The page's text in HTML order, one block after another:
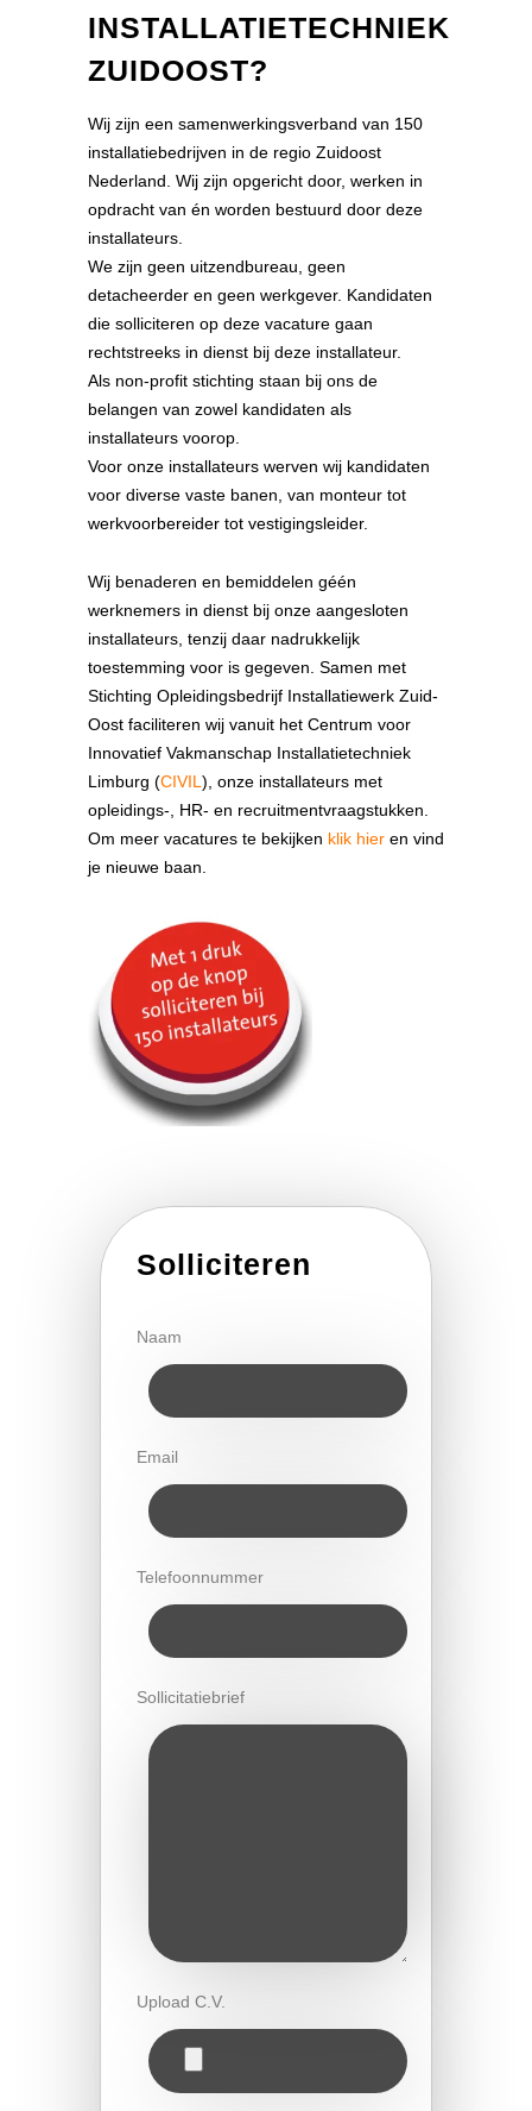
INSTALLATIETECHNIEK
ZUIDOOST?
Wij zijn een samenwerkingsverband van 150
installatiebedrijven in de regio Zuidoost
Nederland. Wij zijn opgericht door, werken in
opdracht van én worden bestuurd door deze
installateurs.
We zijn geen uitzendbureau, geen
detacheerder en geen werkgever. Kandidaten
die solliciteren op deze vacature gaan
rechtstreeks in dienst bij deze installateur.
Als non-profit stichting staan bij ons de
belangen van zowel kandidaten als
installateurs voorop.
Voor onze installateurs werven wij kandidaten
voor diverse vaste banen, van monteur tot
werkvoorbereider tot vestigingsleider.
Wij benaderen en bemiddelen géén
werknemers in dienst bij onze aangesloten
installateurs, tenzij daar nadrukkelijk
toestemming voor is gegeven. Samen met
Stichting Opleidingsbedrijf Installatiewerk Zuid-
Oost faciliteren wij vanuit het Centrum voor
Innovatief Vakmanschap Installatietechniek
Limburg (CIVIL ), onze installateurs met
opleidings-, HR- en recruitmentvraagstukken.
Om meer vacatures te bekijken klik hier en vind
je nieuwe baan.
Solliciteren
Naam
Email
Telefoonnummer
Sollicitatiebrief
Upload C.V.